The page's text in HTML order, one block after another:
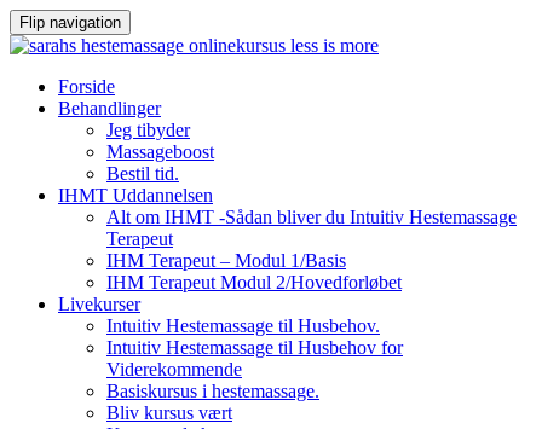
Flip navigation
VidereForside
Behandlinger
Jeg tibyder
Massageboost
Bestil tid.
IHMT Uddannelsen
Alt om IHMT -Sådan bliver du Intuitiv Hestemassage
Terapeut
IHM Terapeut – Modul 1/Basis
IHM Terapeut Modul 2/Hovedforløbet
Livekurser
Intuitiv Hestemassage til Husbehov.
Intuitiv Hestemassage til Husbehov for
Viderekommende
Basiskursus i hestemassage.
Bliv kursus vært